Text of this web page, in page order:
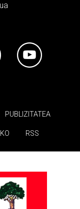
PUBLIZITATEA
RSS